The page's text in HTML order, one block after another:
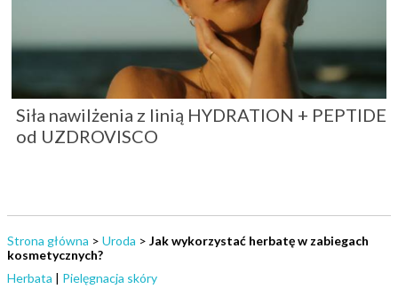
Siła nawilżenia z linią HYDRATION + PEPTIDE
od UZDROVISCO
Strona główna > Uroda > Jak wykorzystać herbatę w zabiegach
kosmetycznych?
Herbata | Pielęgnacja skóry